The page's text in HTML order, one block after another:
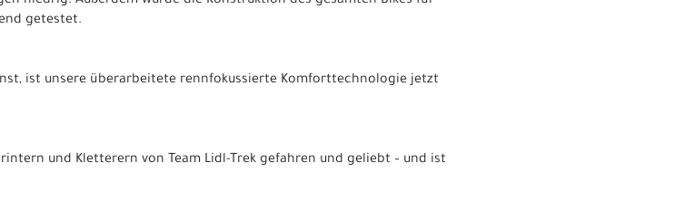
getestet.
ist unsere überarbeitete rennfokussierte Komforttechnologie jetzt
und Kletterern von Team Lidl-Trek gefahren und geliebt – und ist